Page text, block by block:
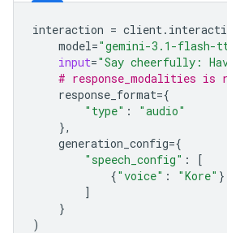
interaction = client.
model="gemini-3.1-flash-
input="Say cheerfully:
# response_modalities is
response_format={
"type" :
"audio"
},
generation_config={
"speech_config" :
[
{"voice" : "Kore" }
]
}
)